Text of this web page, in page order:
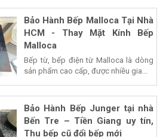
Bảo Hành Bếp Malloca Tại Nhà
HCM - Thay Mặt Kính Bếp
Malloca
Bếp từ, bếp điện từ Malloca là dòng
sản phẩm cao cấp, được nhiều gia...
Bảo Hành Bếp Junger tại nhà
Bến Tre – Tiền Giang uy tín,